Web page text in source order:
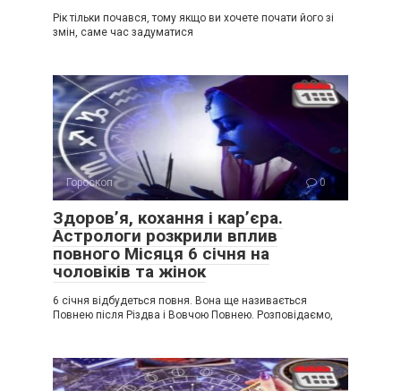
Рік тільки почався, тому якщо ви хочете почати його зі
змін, саме час задуматися
Гороскоп 0
Здоров’я, кохання і кар’єра.
Астрологи розкрили вплив
повного Місяця 6 січня на
чоловіків та жінок
6 січня відбудеться повня. Вона ще називається
Повнею після Різдва і Вовчою Повнею. Розповідаємо,